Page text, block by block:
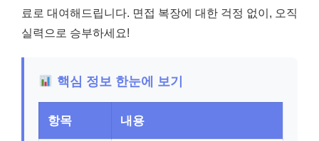
료로 대여해드립니다. 면접 복장에 대한 걱정 없이, 오직
실력으로 승부하세요!
핵심 정보 한눈에 보기
항목 내용